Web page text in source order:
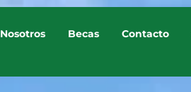
Nosotros Becas Contacto